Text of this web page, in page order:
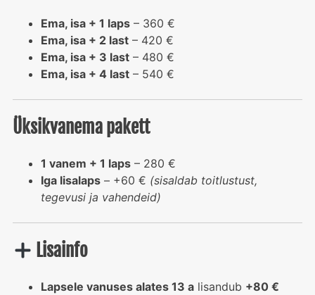
Ema, isa + 1 laps– 360 €
Ema, isa + 2 last– 420 €
Ema, isa + 3 last– 480 €
Ema, isa + 4 last– 540 €
Üksikvanema pakett
1 vanem + 1 laps– 280 €
Iga lisalaps– +60 € (sisaldab toitlustust,
tegevusi ja vahendeid)
Lisainfo
Lapsele vanuses alates 13 alisandub +80 €